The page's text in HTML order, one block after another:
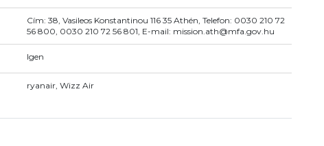
Cím: 38, Vasileos Konstantinou 116 35 Athén, Telefon: 0030 210 72
56 800, 0030 210 72 56 801, E-mail: mission.ath@mfa.gov.hu
Igen
ryanair, Wizz Air